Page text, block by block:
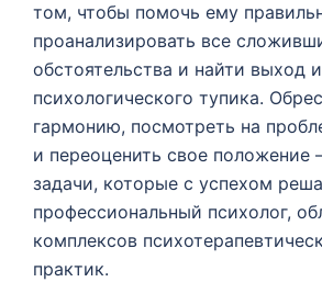
том, чтобы помочь ему
проанализировать все
обстоятельства и найти выход
психологического тупика.
гармонию, посмотреть на
и переоценить свое положение
задачи, которые с успехом
профессиональный психолог,
комплексов
практик.